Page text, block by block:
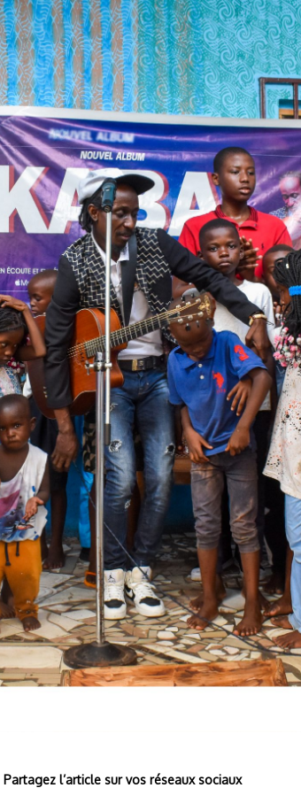
Partagez l’article sur vos réseaux sociaux